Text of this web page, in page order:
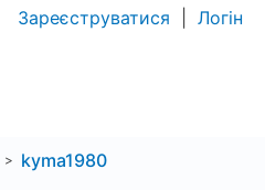
Зареєструватися Логін
kyma1980